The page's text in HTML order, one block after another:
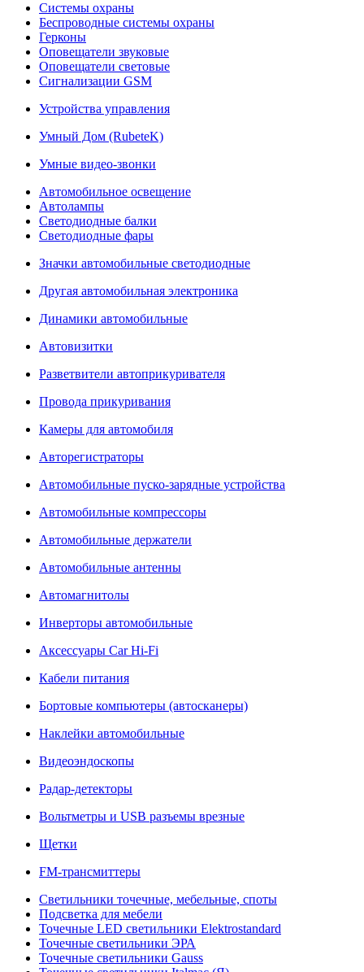
Системы охраны
Беспроводные системы охраны
Герконы
Оповещатели звуковые
Оповещатели световые
Сигнализации GSM
Устройства управления
Умный Дом (RubeteK)
Умные видео-звонки
Автомобильное освещение
Автолампы
Светодиодные балки
Светодиодные фары
Значки автомобильные светодиодные
Другая автомобильная электроника
Динамики автомобильные
Автовизитки
Разветвители автоприкуривателя
Провода прикуривания
Камеры для автомобиля
Авторегистраторы
Автомобильные пуско-зарядные устройства
Автомобильные компрессоры
Автомобильные держатели
Автомобильные антенны
Автомагнитолы
Инверторы автомобильные
Аксессуары Car Hi-Fi
Кабели питания
Бортовые компьютеры (автосканеры)
Наклейки автомобильные
Видеоэндоскопы
Радар-детекторы
Вольтметры и USB разъемы врезные
Щетки
FM-трансмиттеры
Светильники точечные, мебельные, споты
Подсветка для мебели
Точечные LED светильники Elektrostandard
Точечные светильники ЭРА
Точечные светильники Gauss